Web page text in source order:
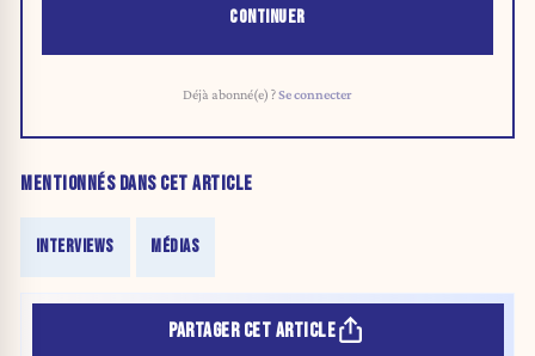
CONTINUER
Déjà abonné(e) ?Se connecter
MENTIONNÉS DANS CET ARTICLE
INTERVIEWS MÉDIAS
PARTAGER CET ARTICLE